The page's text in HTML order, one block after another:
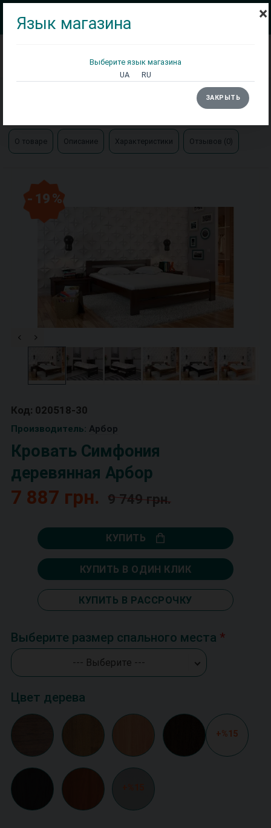
Матрасы
×
Язык магазина
Выберите язык магазина
UA
RU
ЗАКРЫТЬ
О товаре Описание Характеристики Отзывов (0)
- 19 %
Код: 020518-30
Производитель: Арбор
Кровать Симфония
деревянная Арбор
7 887 грн. 9 749 грн.
КУПИТЬ
КУПИТЬ В ОДИН КЛИК
КУПИТЬ В РАССРОЧКУ
Выберите размер спального места
--- Выберите ---
Цвет дерева
+%15